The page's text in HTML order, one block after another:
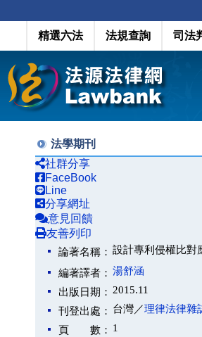
精選六法 法規查詢 司法
法學期刊
社群分享
FaceBook
Line
分享網址
意見回饋
友善列印
論著名稱： 設計專利侵權比對
編著譯者： 湯舒涵
出版日期： 2015.11
刊登出處： 台灣／理律法律雜
頁 數： 1